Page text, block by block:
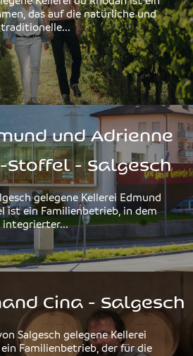
das auf die natürliche und
traditionelle...
und Adrienne
Stoffel - Salgesch
gelegene Kellerei Edmund
ist ein Familienbetrieb, in dem
integrierter...
Cina - Salgesch
Salgesch gelegene Kellerei
Familienbetrieb, der für die